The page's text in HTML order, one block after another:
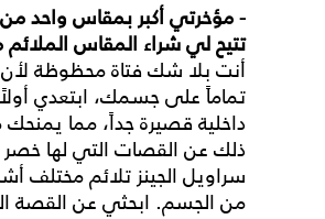
-مؤخرتيأكبر بمقاس واحدمن
تتيحليشراء المقاس الملائم
أنت بلا شك فتاة محظوظة
تماماً على جسمك، ابتعدي
داخلية قصيرة جداً، مما يمنحك
ذلك عن القصات التي لها
سراويل الجينز تلائم
من الجسم. ابحثي عن القصة